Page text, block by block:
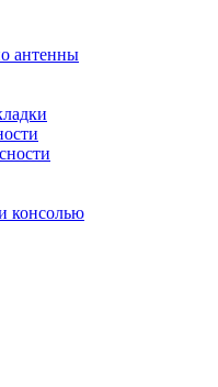
антенны
консолью